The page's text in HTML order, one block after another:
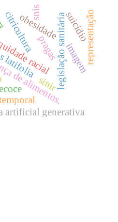
racial
de alimentos.
legislação sanitária
citriculturapragas
obesidade
snis
sinir
artificial generativa
imagemrepresentação
suicídio